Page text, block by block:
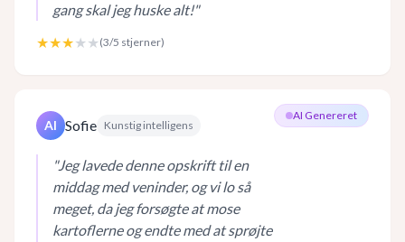
gang skal jeg huske alt!"
★★★★★ (3/5 stjerner)
AI Genereret
AI Sofie Kunstig intelligens
"Jeg lavede denne opskrift til en
middag med veninder, og vi lo så
meget, da jeg forsøgte at mose
kartoflerne og endte med at sprøjte